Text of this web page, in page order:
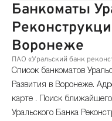
Банкоматы
Воронеже
ПАО «Уральский банк
Список банкоматов
Развития в Воронеже.
карте . Поиск
Уральского Банка